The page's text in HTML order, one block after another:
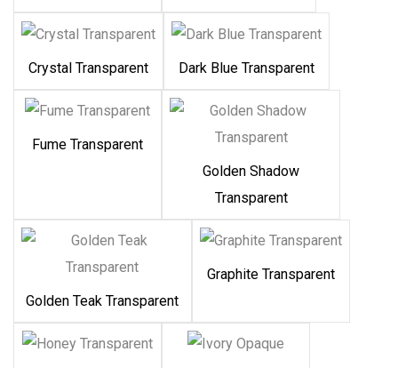
Crystal Transparent Dark Blue Transparent
Fume Transparent
Golden Shadow
Transparent
Golden Teak Transparent
Graphite Transparent